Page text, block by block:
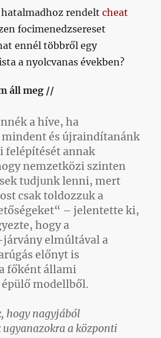
hatalmadhoz rendeltcheat
focimenedzsereset
ennél többről egy
a nyolcvanas években?
áll meg //
a híve, ha
és újraindítanánk
felépítését annak
nemzetközi szinten
tudjunk lenni, mert
csak toldozzuk a
– jelentette ki,
hogy a
elmúltával a
előnyt is
főként állami
modellből.
hogy nagyjából
a központi